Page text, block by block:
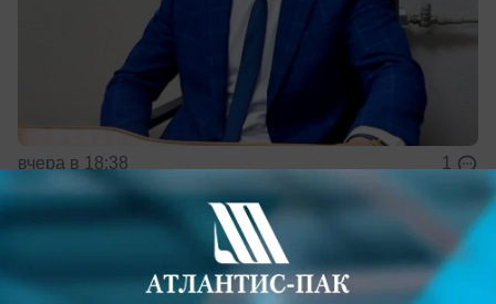
вчера в 18:38 1
Слушателей вытолкали из зала суда во
время процесса по делу отца и сына